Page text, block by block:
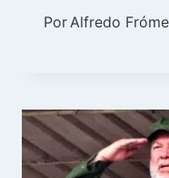
PorAlfredo